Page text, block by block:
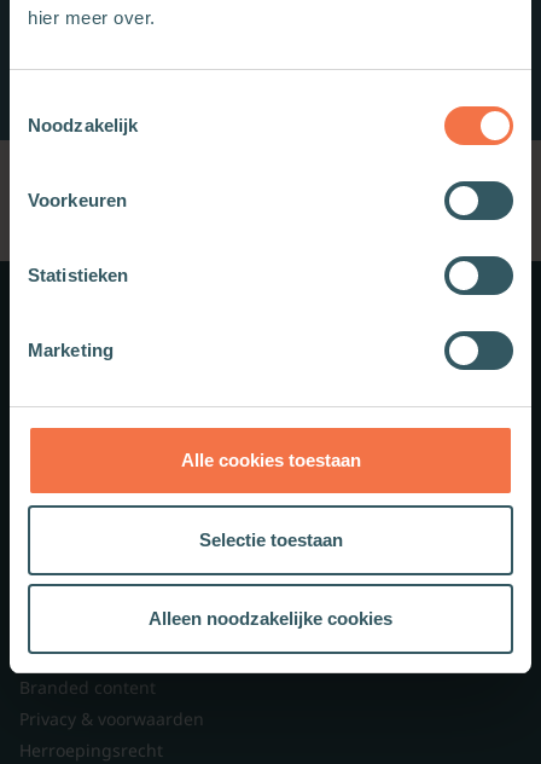
hier meer over.
Noodzakelijk
Voorkeuren
Statistieken
Marketing
Alle cookies toestaan
Selectie toestaan
Alleen noodzakelijke cookies
Nieuwsbrieven
Veelgestelde vragen
Contact
Branded content
Privacy & voorwaarden
Herroepingsrecht